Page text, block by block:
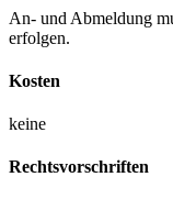
An- und Abmeldung
erfolgen.
Kosten
keine
Rechtsvorschriften